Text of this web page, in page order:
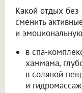
Какой отдых без
сменить
и
в спа-
хаммама,
в соляной
и